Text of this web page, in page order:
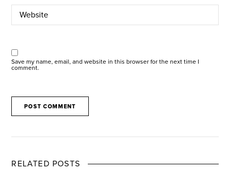
Save my name, email, and website in this browser for the next time I
comment.
RELATED POSTS